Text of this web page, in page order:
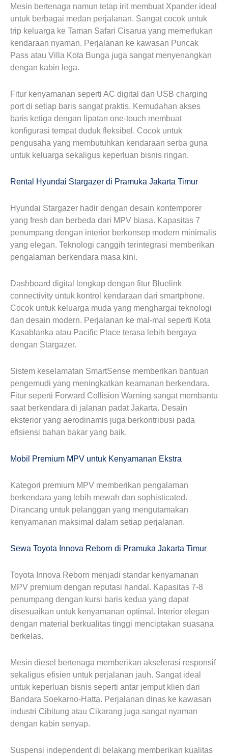
Mesin bertenaga namun tetap irit membuat Xpander ideal
untuk berbagai medan perjalanan. Sangat cocok untuk
trip keluarga ke Taman Safari Cisarua yang memerlukan
kendaraan nyaman. Perjalanan ke kawasan Puncak
Pass atau Villa Kota Bunga juga sangat menyenangkan
dengan kabin lega.
Fitur kenyamanan seperti AC digital dan USB charging
port di setiap baris sangat praktis. Kemudahan akses
baris ketiga dengan lipatan one-touch membuat
konfigurasi tempat duduk fleksibel. Cocok untuk
pengusaha yang membutuhkan kendaraan serba guna
untuk keluarga sekaligus keperluan bisnis ringan.
Rental Hyundai Stargazer di Pramuka Jakarta Timur
Hyundai Stargazer hadir dengan desain kontemporer
yang fresh dan berbeda dari MPV biasa. Kapasitas 7
penumpang dengan interior berkonsep modern minimalis
yang elegan. Teknologi canggih terintegrasi memberikan
pengalaman berkendara masa kini.
Dashboard digital lengkap dengan fitur Bluelink
connectivity untuk kontrol kendaraan dari smartphone.
Cocok untuk keluarga muda yang menghargai teknologi
dan desain modern. Perjalanan ke mal-mal seperti Kota
Kasablanka atau Pacific Place terasa lebih bergaya
dengan Stargazer.
Sistem keselamatan SmartSense memberikan bantuan
pengemudi yang meningkatkan keamanan berkendara.
Fitur seperti Forward Collision Warning sangat membantu
saat berkendara di jalanan padat Jakarta. Desain
eksterior yang aerodinamis juga berkontribusi pada
efisiensi bahan bakar yang baik.
Mobil Premium MPV untuk Kenyamanan Ekstra
Kategori premium MPV memberikan pengalaman
berkendara yang lebih mewah dan sophisticated.
Dirancang untuk pelanggan yang mengutamakan
kenyamanan maksimal dalam setiap perjalanan.
Sewa Toyota Innova Reborn di Pramuka Jakarta Timur
Toyota Innova Reborn menjadi standar kenyamanan
MPV premium dengan reputasi handal. Kapasitas 7-8
penumpang dengan kursi baris kedua yang dapat
disesuaikan untuk kenyamanan optimal. Interior elegan
dengan material berkualitas tinggi menciptakan suasana
berkelas.
Mesin diesel bertenaga memberikan akselerasi responsif
sekaligus efisien untuk perjalanan jauh. Sangat ideal
untuk keperluan bisnis seperti antar jemput klien dari
Bandara Soekarno-Hatta. Perjalanan dinas ke kawasan
industri Cibitung atau Cikarang juga sangat nyaman
dengan kabin senyap.
Suspensi independent di belakang memberikan kualitas